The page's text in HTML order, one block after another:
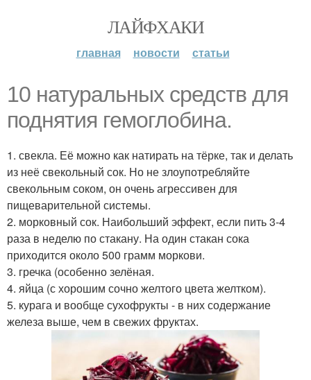
ЛАЙФХАКИ
главная новости статьи
10 натуральных средств для
поднятия гемоглобина.
1. свекла. Её можно как натирать на тёрке, так и делать
из неё свекольный сок. Но не злоупотребляйте
свекольным соком, он очень агрессивен для
пищеварительной системы.
2. морковный сок. Наибольший эффект, если пить 3-4
раза в неделю по стакану. На один стакан сока
приходится около 500 грамм моркови.
3. гречка (особенно зелёная.
4. яйца (с хорошим сочно желтого цвета желтком).
5. курага и вообще сухофрукты - в них содержание
железа выше, чем в свежих фруктах.